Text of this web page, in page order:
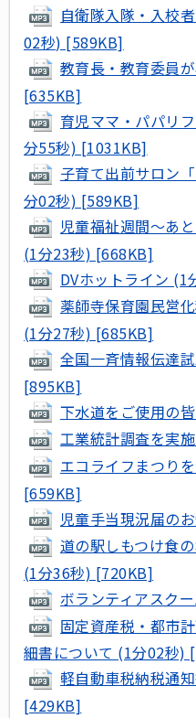
自衛隊入隊・入校
02秒) [589KB]
教育長・教育委員
[635KB]
育児ママ・パパリ
分55秒) [1031KB]
子育て出前サロン
分02秒) [589KB]
児童福祉週間～あ
(1分23秒) [668KB]
DVホットライン
薬師寺保育園民営
(1分27秒) [685KB]
全国一斉情報伝達
[895KB]
下水道をご使用の
工業統計調査を実
エコライフまつり
[659KB]
児童手当現況届の
道の駅しもつけ食
(1分36秒) [720KB]
ボランティアスク
固定資産税・都市
細書について (1分02秒)
軽自動車税納税通
[429KB]